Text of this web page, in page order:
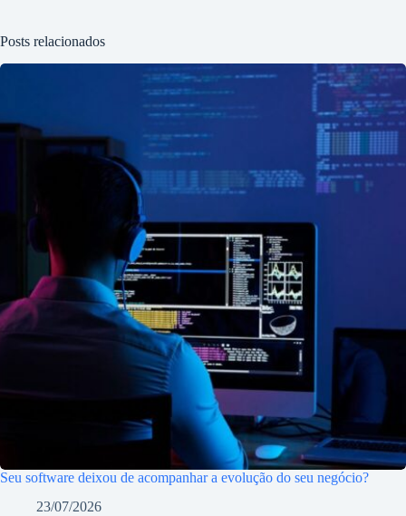
Posts relacionados
Seu software deixou de acompanhar a evolução do seu negócio?
23/07/2026